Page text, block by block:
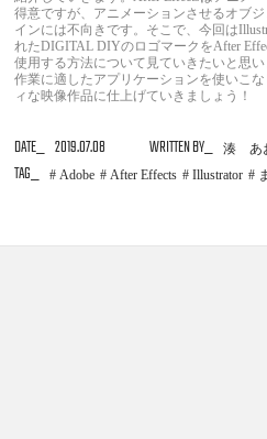
得意ですが、アニメーションさせるオブ
インには不向きです。そこで、今回は
れたDIGITAL DIYのロゴマークをAfter
使用する方法について見ていきたいと思
作業に適したアプリケーションを使いこ
ィな映像作品に仕上げていきましょう！
DATE 2019.07.08 WRITTEN BY 湊 あ
TAG Adobe After Effects Illustrator